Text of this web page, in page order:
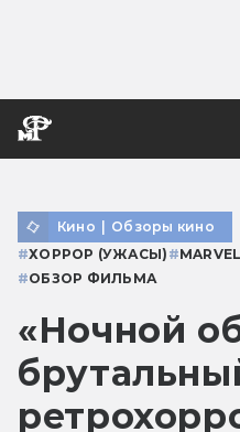
Кино | Обзоры кино
#ХОРРОР (УЖАСЫ) #MARVEL
#ОБЗОР ФИЛЬМА
«Ночной